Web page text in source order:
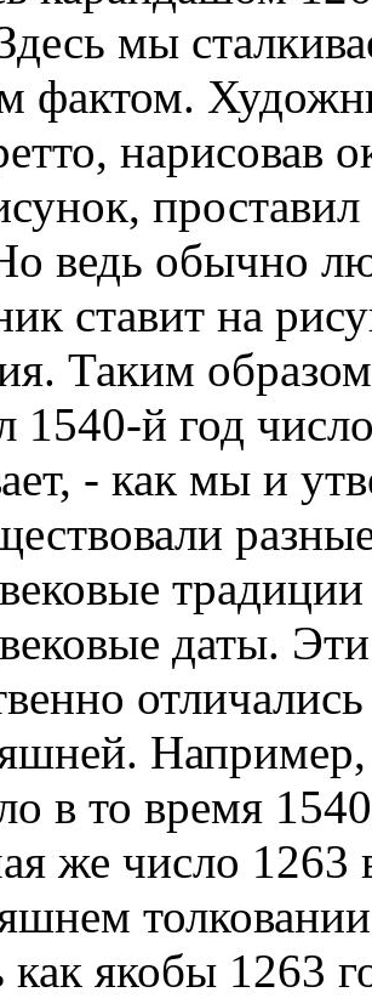
мы
фактом.
нарисовав
ведь обычно
ставит на
Таким
1540-й год
- как мы и
даты.
в то время
же число 1263
как якобы 1263